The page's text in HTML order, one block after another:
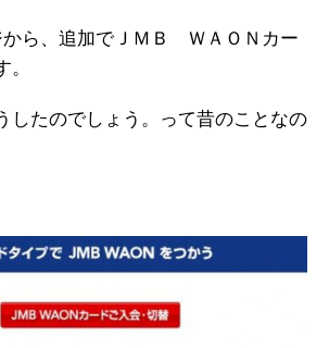
から、追加でＪＭＢ ＷＡＯＮカー
。
したのでしょう。って昔のことなの